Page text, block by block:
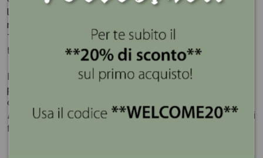
leggerissimo è molto resistente, super trasparente,
molto brillante e facile da pulire.
Tieni a portata di mano il sale fino in cucina pronto per le
tue ricette e non rimanere mai senza.
Portare una ventata di freschezza e contemporaneità
per gli accessori della cucina, ma soprattutto rendere la
casa un nido in cui rifugiarsi, è lo scopo per cui
Day
produce i prodotti con originalità, semplicità e decori
fatti per condividere il buon umore.